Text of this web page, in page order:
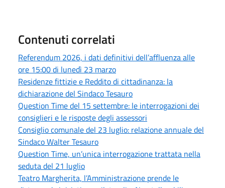
Contenuti correlati
Referendum 2026, i dati definitivi dell’affluenza alle
ore 15:00 di lunedì 23 marzo
Residenze fittizie e Reddito di cittadinanza: la
dichiarazione del Sindaco Tesauro
Question Time del 15 settembre: le interrogazioni dei
consiglieri e le risposte degli assessori
Consiglio comunale del 23 luglio: relazione annuale del
Sindaco Walter Tesauro
Question Time, un’unica interrogazione trattata nella
seduta del 21 luglio
Teatro Margherita, l’Amministrazione prende le